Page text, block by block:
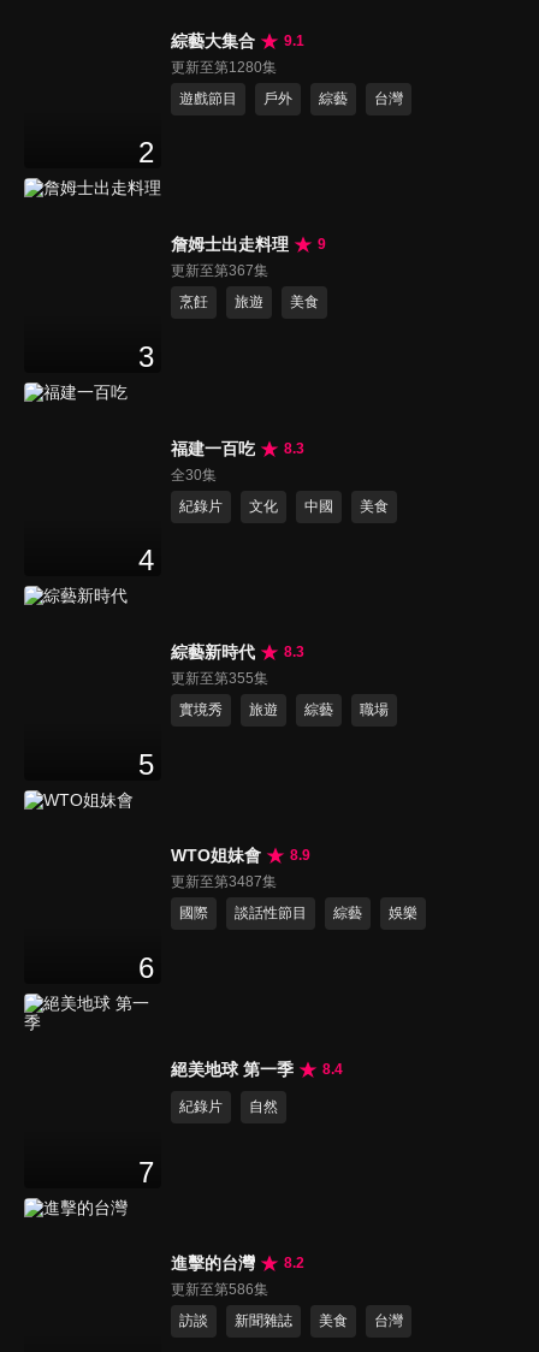
2
綜藝大集合
9.1
更新至第1280集
遊戲節目
戶外 綜藝 台灣
3
詹姆士出走料理
9
更新至第367集
烹飪
旅遊 美食
4
福建一百吃
8.3
全30集
紀錄片
文化 中國 美食
5
綜藝新時代
8.3
更新至第355集
實境秀
旅遊 綜藝 職場
6
WTO姐妹會
8.9
更新至第3487集
國際
談話性節目 綜藝 娛樂
7
絕美地球 第一季 8.4
紀錄片 自然
進擊的台灣
8.2
更新至第586集
訪談
新聞雜誌 美食 台灣